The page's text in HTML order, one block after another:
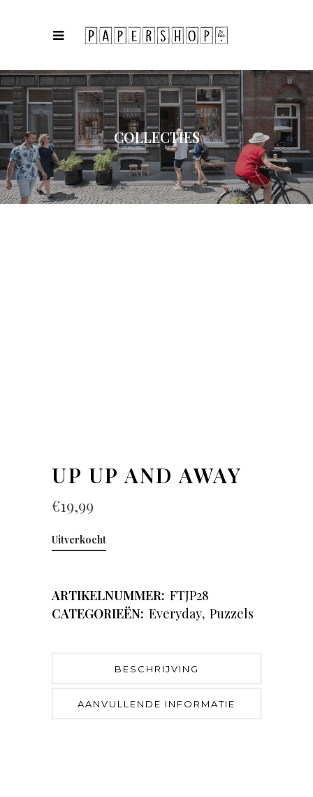
COLLECTIES
UP UP AND AWAY
€19,99
Uitverkocht
ARTIKELNUMMER: FTJP28
CATEGORIEËN: Everyday, Puzzels
BESCHRIJVING
AANVULLENDE INFORMATIE